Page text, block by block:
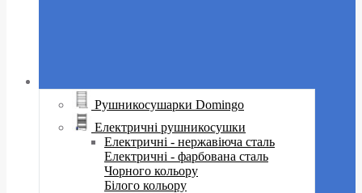
Рушникосушарки Domingo
Електричні рушникосушки
Електричні - нержавіюча сталь
Електричні - фарбована сталь
Чорного кольору
Білого кольору